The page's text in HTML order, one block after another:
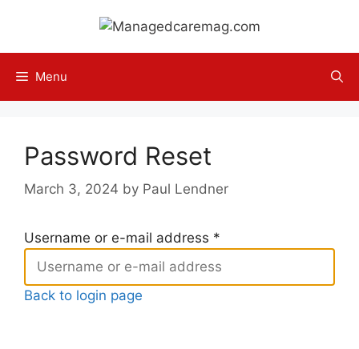
content
Menu
Password Reset
March 3, 2024 by Paul Lendner
Username or e-mail address *
Back to login page